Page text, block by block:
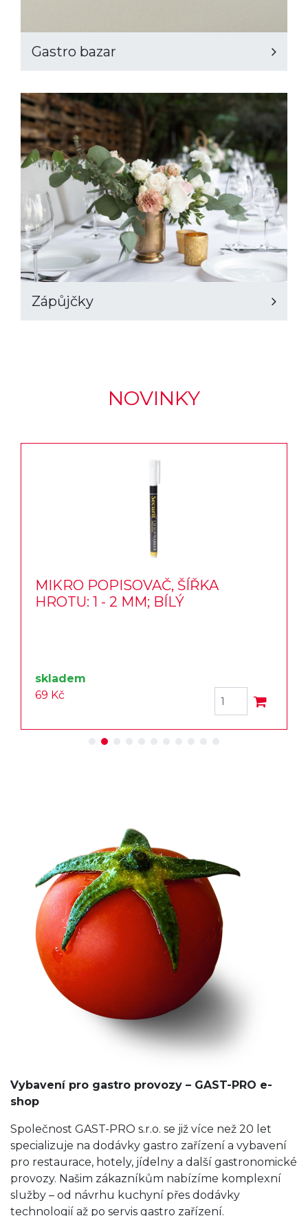
Gastro bazar
Zápůjčky
NOVINKY
MIKRO POPISOVAČ, ŠÍŘKA
HROTU: 1 - 2 MM; BÍLÝ
skladem
69 Kč
Vybavení pro gastro provozy – GAST-PRO e-
shop
Společnost GAST-PRO s.r.o. se již více než 20 let
specializuje na dodávky gastro zařízení a vybavení
pro restaurace, hotely, jídelny a další gastronomické
provozy. Našim zákazníkům nabízíme komplexní
služby – od návrhu kuchyní přes dodávky
technologií až po servis gastro zařízení.